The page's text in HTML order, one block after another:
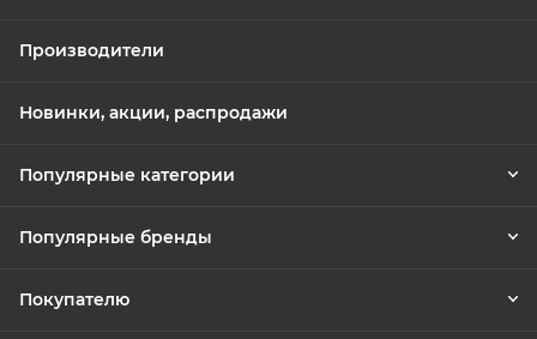
Производители
Новинки, акции, распродажи
Популярные категории
Популярные бренды
Покупателю